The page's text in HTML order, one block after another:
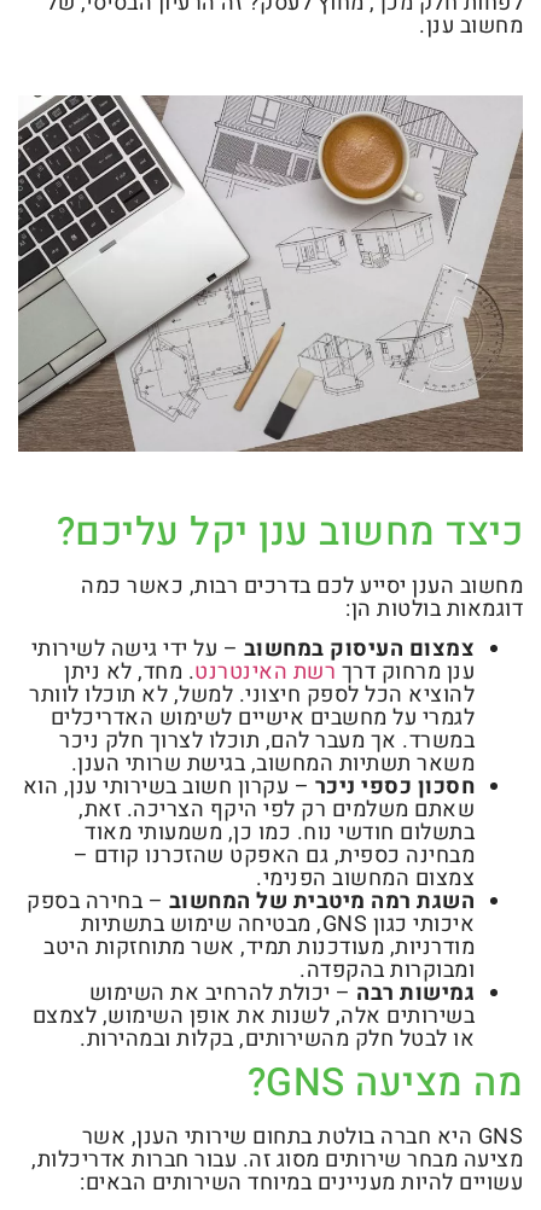
מחשוב ענן.
כיצד מחשוב ענן יקל עליכם?
מחשוב הענן יסייע לכם בדרכים רבות, כאשר כמה
דוגמאות בולטות הן:
צמצום העיסוק במחשוב – על ידי גישה לשירותי
ענן מרחוק דרך רשת האינטרנט. מחד, לא ניתן
להוציא הכל לספק חיצוני. למשל, לא תוכלו לוותר
לגמרי על מחשבים אישיים לשימוש האדריכלים
במשרד. אך מעבר להם, תוכלו לצרוך חלק ניכר
משאר תשתיות המחשוב, בגישת שרותי הענן.
חסכון כספי ניכר – עקרון חשוב בשירותי ענן, הוא
שאתם משלמים רק לפי היקף הצריכה. זאת,
בתשלום חודשי נוח. כמו כן, משמעותי מאוד
מבחינה כספית, גם האפקט שהזכרנו קודם –
צמצום המחשוב הפנימי.
השגת רמה מיטבית של המחשוב – בחירה בספק
איכותי כגון GNS, מבטיחה שימוש בתשתיות
מודרניות, מעודכנות תמיד, אשר מתוחזקות היטב
ומבוקרות בהקפדה.
גמישות רבה – יכולת להרחיב את השימוש
בשירותים אלה, לשנות את אופן השימוש, לצמצם
או לבטל חלק מהשירותים, בקלות ובמהירות.
מה מציעה GNS?
GNS היא חברה בולטת בתחום שירותי הענן, אשר
מציעה מבחר שירותים מסוג זה. עבור חברות אדריכלות,
עשויים להיות מעניינים במיוחד השירותים הבאים: